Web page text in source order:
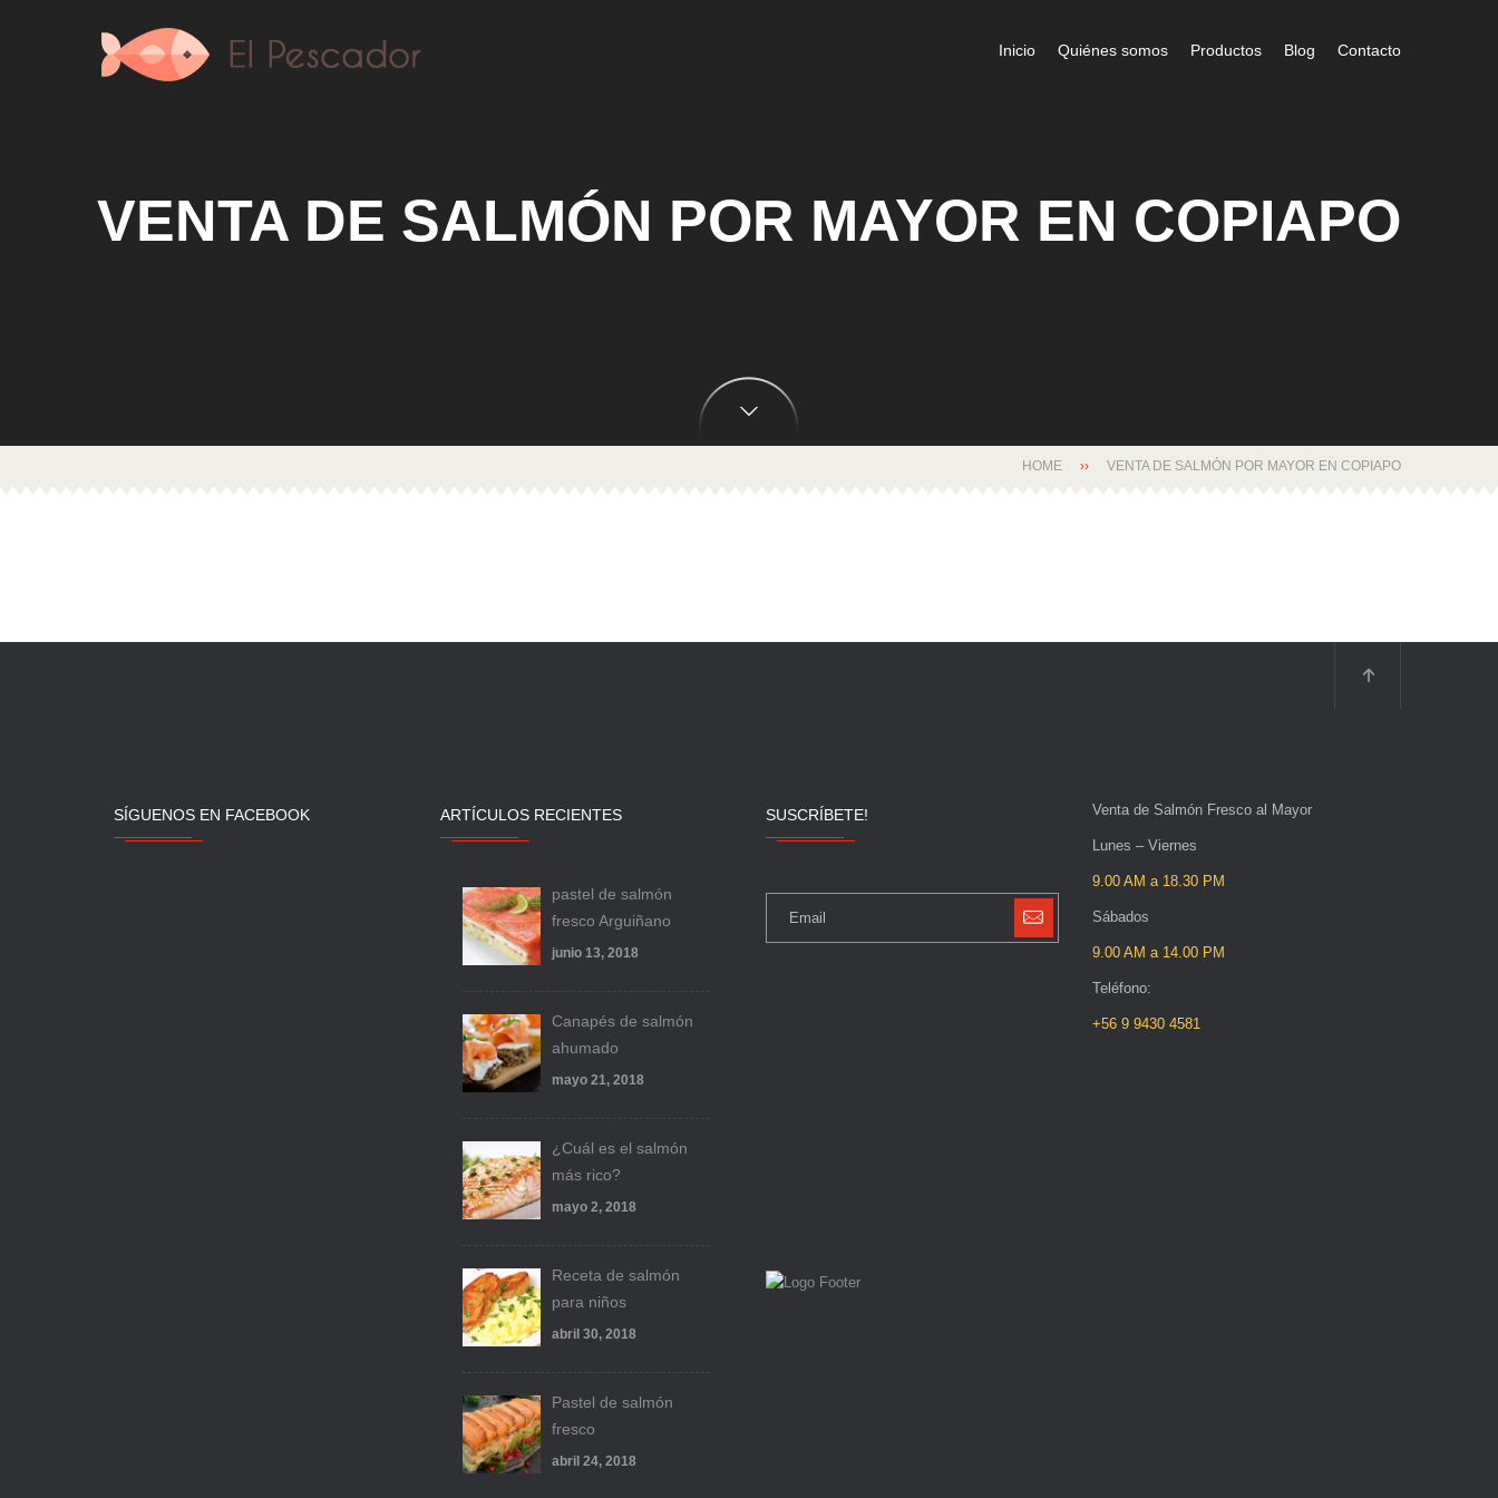
Inicio Quiénes somos Productos Blog Contacto
VENTA DE SALMÓN POR MAYOR EN COPIAPO
HOME VENTA DE SALMÓN POR MAYOR EN COPIAPO
SÍGUENOS EN FACEBOOK ARTÍCULOS RECIENTES
pastel de salmón
fresco Arguiñano
junio 13, 2018
Canapés de salmón
ahumado
mayo 21, 2018
¿Cuál es el salmón
más rico?
mayo 2, 2018
Receta de salmón
para niños
abril 30, 2018
Pastel de salmón
fresco
abril 24, 2018
SUSCRÍBETE! Venta de Salmón Fresco al Mayor
Lunes – Viernes
9.00 AM a 18.30 PM
Sábados
9.00 AM a 14.00 PM
Teléfono:
+56 9 9430 4581